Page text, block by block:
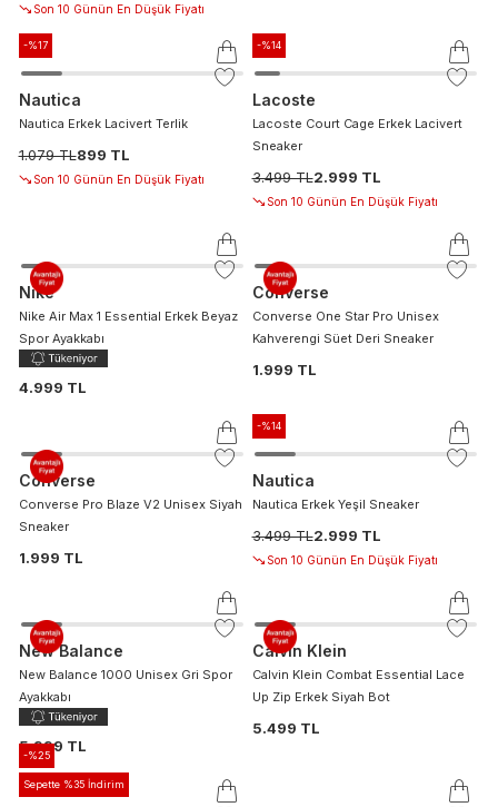
Son 10 Günün En Düşük Fiyatı
-%17
Nautica
Nautica Erkek Lacivert Terlik
1.079 TL899 TL
Son 10 Günün En Düşük Fiyatı
-%14
Lacoste
Lacoste Court Cage Erkek Lacivert
Sneaker
3.499 TL2.999 TL
Son 10 Günün En Düşük Fiyatı
Nike
Nike Air Max 1 Essential Erkek Beyaz
Spor Ayakkabı
4.999 TL
Converse
Converse One Star Pro Unisex
Kahverengi Süet Deri Sneaker
1.999 TL
Converse
Converse Pro Blaze V2 Unisex Siyah
Sneaker
1.999 TL
-%14
Nautica
Nautica Erkek Yeşil Sneaker
3.499 TL2.999 TL
Son 10 Günün En Düşük Fiyatı
New Balance
New Balance 1000 Unisex Gri Spor
Ayakkabı
5.999 TL
Calvin Klein
Calvin Klein Combat Essential Lace
Up Zip Erkek Siyah Bot
5.499 TL
-%25
Sepette %35 İndirim